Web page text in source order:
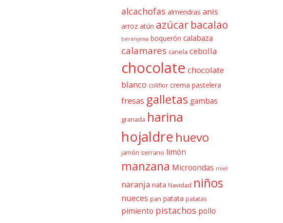
alcachofas almendras anis
arroz atún azúcar bacalao
berenjena boquerón calabaza
calamares canela cebolla
chocolate chocolate
blanco coliflor crema pastelera
fresas galletas gambas
granada harina
hojaldre huevo
jamón serrano limón
manzana Microondas miel
naranja nata Navidad niños
nueces pan patata patatas
pimiento pistachos pollo